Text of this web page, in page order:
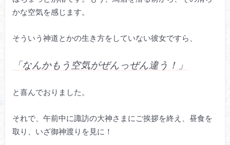
かな空気を感じます。
そういう神道とかの生き方をしていない彼女ですら、
「なんかもう空気がぜんっぜん違う！」
と喜んでおりました。
それで、午前中に諏訪の大神さまにご挨拶を終え、昼食を
取り、いざ御神渡りを見に！